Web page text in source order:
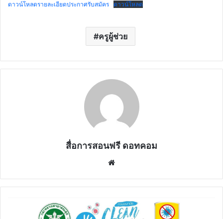
ดาวน์โหลดรายละเอียดประกาศรับสมัคร ดาวน์โหลด
ครูผู้ช่วย
สื่อการสอนฟรี ดอทคอม